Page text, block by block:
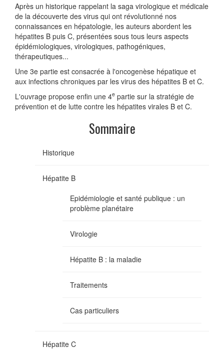
Après un historique rappelant la saga virologique et médicale
de la découverte des virus qui ont révolutionné nos
connaissances en hépatologie, les auteurs abordent les
hépatites B puis C, présentées sous tous leurs aspects
épidémiologiques, virologiques, pathogéniques,
thérapeutiques...
Une 3e partie est consacrée à l'oncogenèse hépatique et
aux infections chroniques par les virus des hépatites B et C.
L'ouvrage propose enfin une 4e partie sur la stratégie de
prévention et de lutte contre les hépatites virales B et C.
Sommaire
Historique
Hépatite B
Epidémiologie et santé publique : un
problème planétaire
Virologie
Hépatite B : la maladie
Traitements
Cas particuliers
Hépatite C